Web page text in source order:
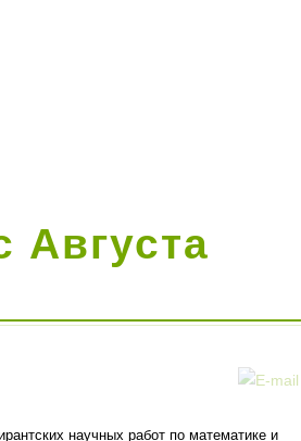
Августа
научных работ по математике и